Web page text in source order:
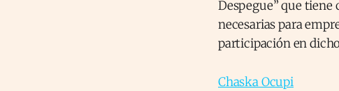
Despegue” que
necesarias para
participación en
Chaska Ocupi